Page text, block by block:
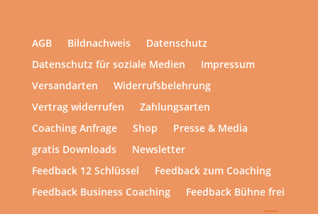
AGB Bildnachweis
Datenschutz
Datenschutz für soziale Medien
Impressum
Versandarten
Widerrufsbelehrung
Vertrag widerrufen
Zahlungsarten
Coaching Anfrage
Shop
Presse & Media
gratis Downloads
Newsletter
Feedback 12 Schlüssel
Feedback zum Coaching
Feedback Business Coaching
Feedback Bühne frei